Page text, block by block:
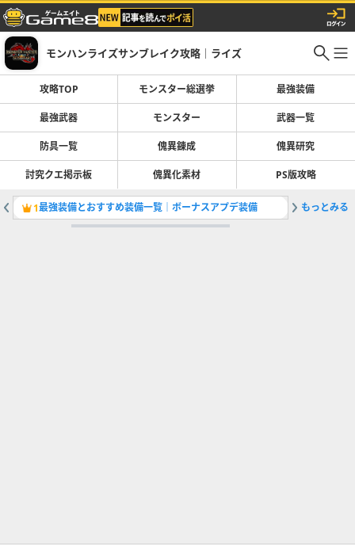
モンハンライズサンブレイク攻略｜ライズ
攻略TOP モンスター総選挙 最強装備
最強武器 モンスター 武器一覧
防具一覧 傀異錬成 傀異研究
討究クエ掲示板 傀異化素材 PS版攻略
1最強装備とおすすめ装備一覧｜ボーナスアプデ装備 2全モン
もっとみる